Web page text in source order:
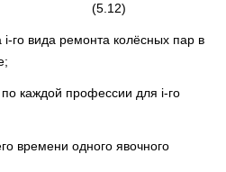
го вида ремонта колёсных пар в
каждой профессии для i-го
времени одного явочного